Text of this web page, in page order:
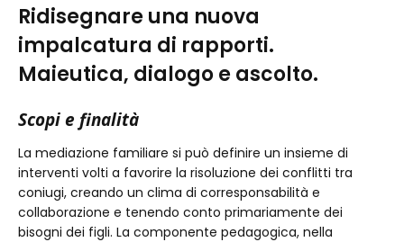
Ridisegnare una nuova
impalcatura di rapporti.
Maieutica, dialogo e ascolto.
Scopi e finalità
La mediazione familiare si può definire un insieme di
interventi volti a favorire la risoluzione dei conflitti tra
coniugi, creando un clima di corresponsabilità e
collaborazione e tenendo conto primariamente dei
bisogni dei figli. La componente pedagogica, nella